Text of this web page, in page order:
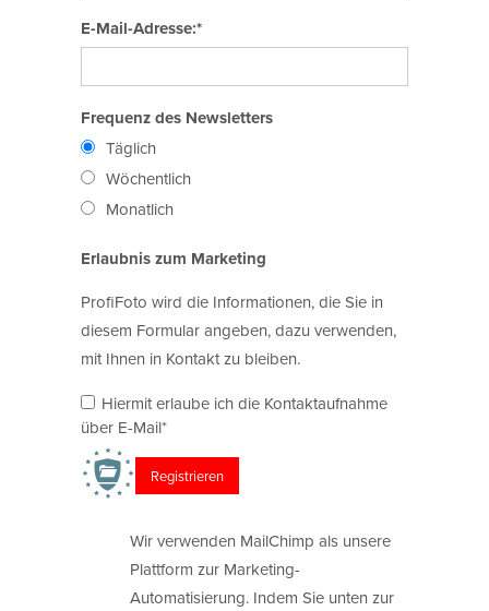
E-Mail-Adresse:*
Frequenz des Newsletters
Täglich
Wöchentlich
Monatlich
Erlaubnis zum Marketing
ProfiFoto wird die Informationen, die Sie in
diesem Formular angeben, dazu verwenden,
mit Ihnen in Kontakt zu bleiben.
Hiermit erlaube ich die Kontaktaufnahme
über E-Mail*
Wir verwenden MailChimp als unsere
Plattform zur Marketing-
Automatisierung. Indem Sie unten zur